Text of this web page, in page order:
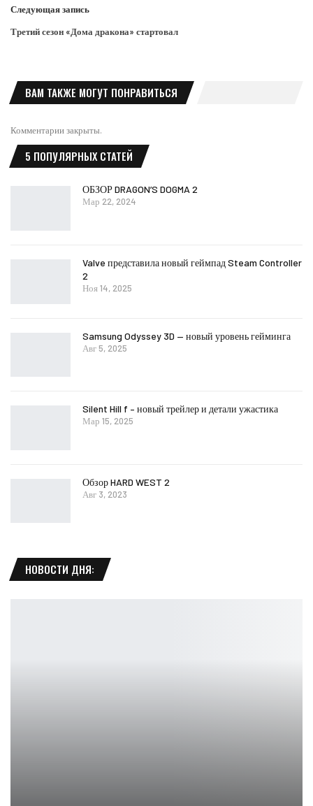
Следующая запись
Третий сезон «Дома дракона» стартовал
ВАМ ТАКЖЕ МОГУТ ПОНРАВИТЬСЯ
Комментарии закрыты.
5 ПОПУЛЯРНЫХ СТАТЕЙ
ОБЗОР DRAGON’S DOGMA 2
Мар 22, 2024
Valve представила новый геймпад Steam Controller
2
Ноя 14, 2025
Samsung Odyssey 3D — новый уровень гейминга
Авг 5, 2025
Silent Hill f – новый трейлер и детали ужастика
Мар 15, 2025
Обзор HARD WEST 2
Авг 3, 2023
НОВОСТИ ДНЯ: